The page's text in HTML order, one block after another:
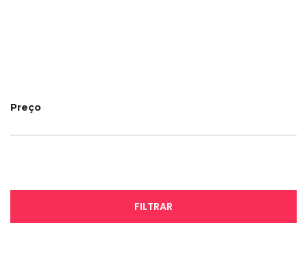
Preço
FILTRAR